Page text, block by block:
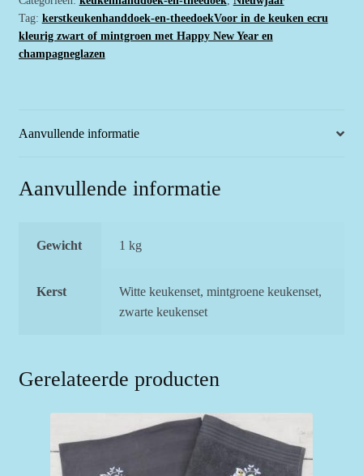
of
mintgroen
met
en
(ecru
Tag: kerstkeukenhanddoek-en-theedoekVoor in de keuken ecru
kleurig zwart of mintgroen met Happy New Year en
champagneglazen
Aanvullende informatie
Aanvullende informatie
Gewicht 1 kg
Kerst
Witte keukenset, mintgroene keukenset,
zwarte keukenset
Gerelateerde producten